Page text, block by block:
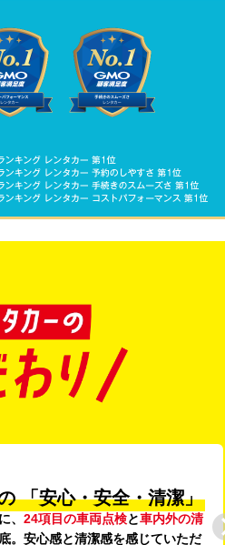
「安心・安全・清潔」
、 24項目の車両点検と車内外の清
。安心感と清潔感を感じていただ